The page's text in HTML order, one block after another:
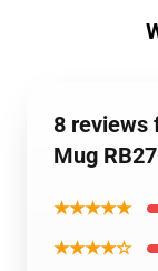
8 reviews
Mug
★★★★★
★★★★☆